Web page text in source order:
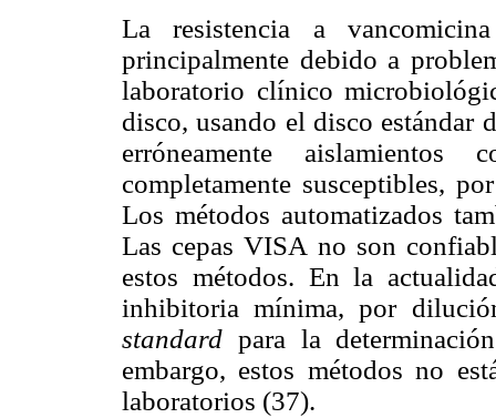
La resistencia a
principalmente debido a
laboratorio clínico
disco, usando el disco estándar
erróneamente aislamientos
completamente susceptibles,
Los métodos automatizados
Las cepas VISA no son
estos métodos. En la
inhibitoria mínima, por
standard para la
embargo, estos métodos no
laboratorios (37).